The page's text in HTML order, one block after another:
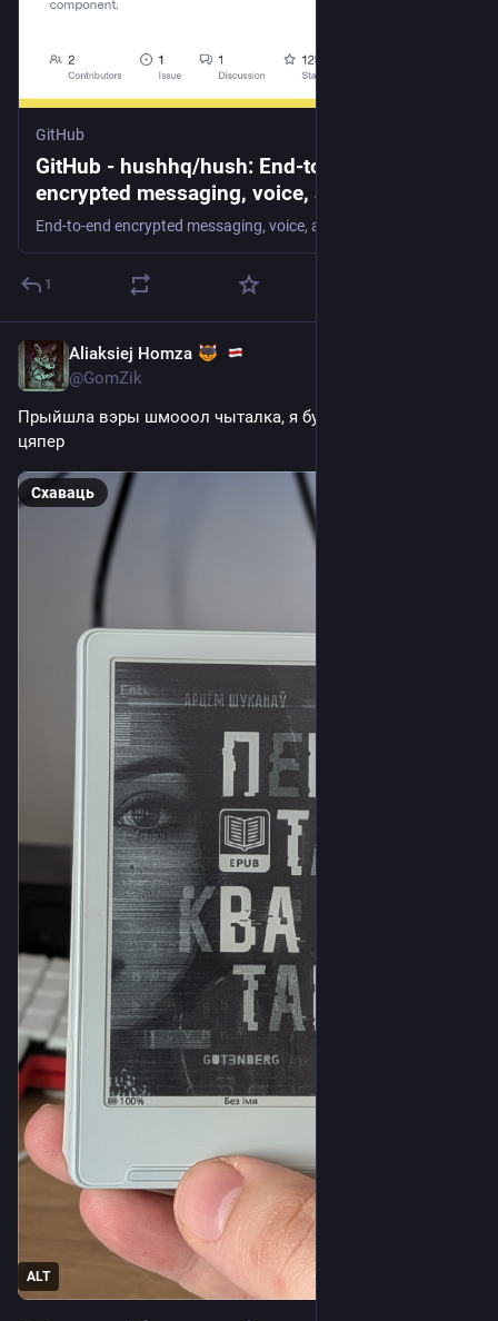
GitHub
GitHub - hushhq/hush: End-to-end
encrypted messaging, voice, and video.
Entry point that orchestrates every public
component.
1
Aliaksiej Homza
@GomZik
Прыйшла вэры шмооол чыталка, я буду чытаць рознае
цяпер
ALT
Схаваць